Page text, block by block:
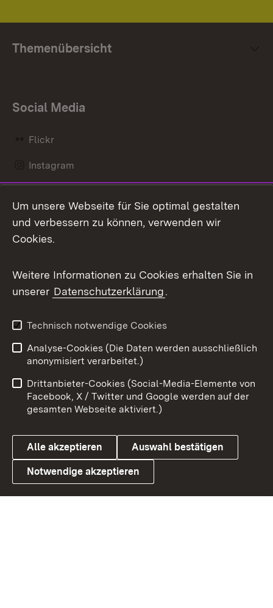
Themenübersicht
Social Media
Flickr
Instagram
Mastodon
Messenger
Social Wall
X / Twitter
Youtube
Link zum Landesportal
Benutzungshinweise
Barrierefreiheit
Datenschutz
Cookies
Um unsere Webseite für Sie optimal gestalten
und verbessern zu können, verwenden wir
Cookies.
Weitere Informationen zu Cookies erhalten Sie in
unserer Datenschutzerklärung.
Technisch notwendige Cookies
Analyse-Cookies (Die Daten werden ausschließlich
anonymisiert verarbeitet.)
Drittanbieter-Cookies (Social-Media-Elemente von
Facebook, X / Twitter und Google werden auf der
gesamten Webseite aktiviert.)
Alle akzeptieren Auswahl bestätigen
Notwendige akzeptieren